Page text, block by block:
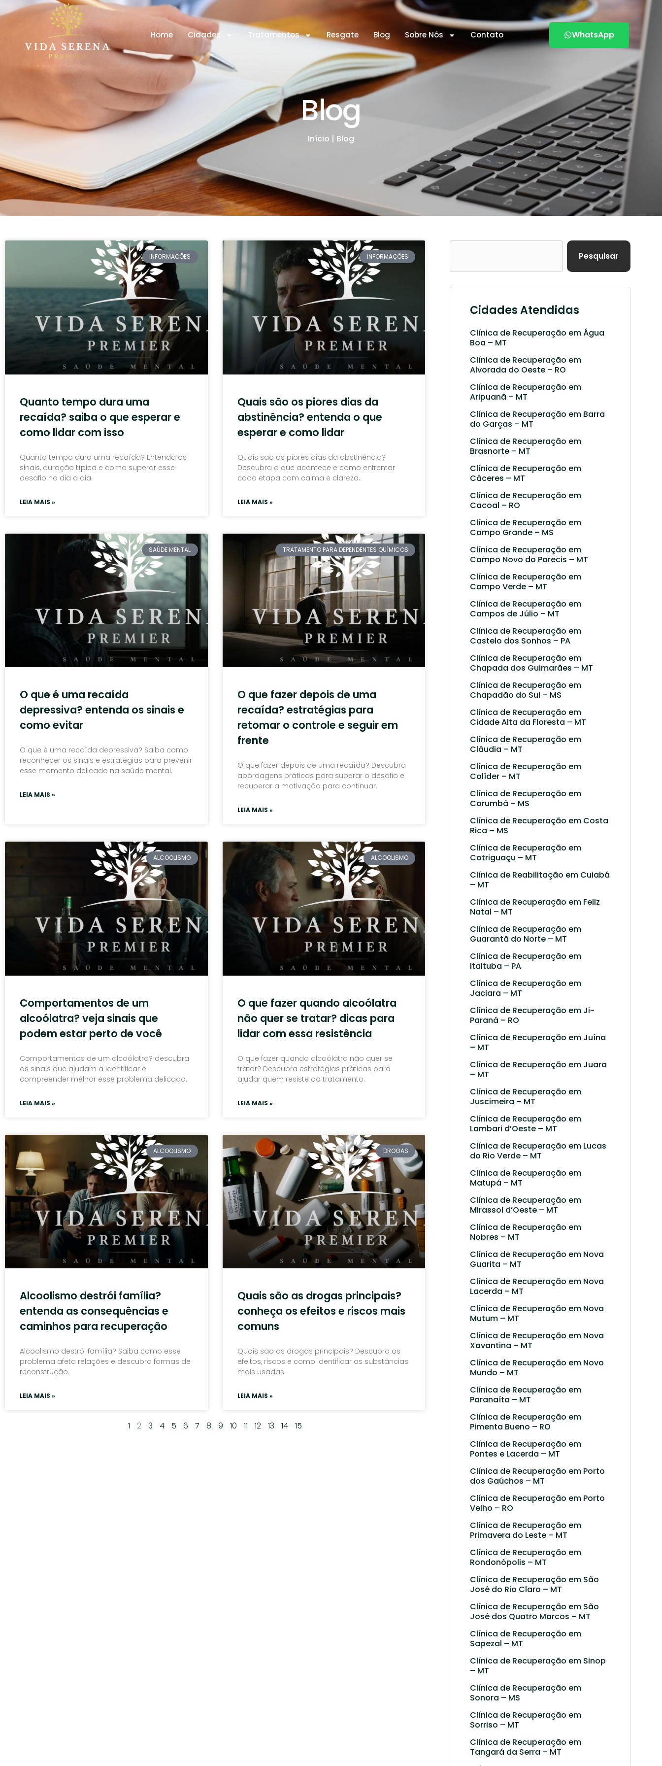
Home Cidades Tratamentos Resgate Blog Sobre Nós Contato WhatsApp
Blog
Início | Blog
INFORMAÇÕES
Quanto tempo dura uma
recaída? saiba o que esperar e
como lidar com isso
Quanto tempo dura uma recaída? Entenda os
sinais, duração típica e como superar esse
desafio no dia a dia.
LEIA MAIS »
INFORMAÇÕES
Quais são os piores dias da
abstinência? entenda o que
esperar e como lidar
Quais são os piores dias da abstinência?
Descubra o que acontece e como enfrentar
cada etapa com calma e clareza.
LEIA MAIS »
SAÚDE MENTAL
O que é uma recaída
depressiva? entenda os sinais e
como evitar
O que é uma recaída depressiva? Saiba como
reconhecer os sinais e estratégias para prevenir
esse momento delicado na saúde mental.
LEIA MAIS »
TRATAMENTO PARA DEPENDENTES QUÍMICOS
O que fazer depois de uma
recaída? estratégias para
retomar o controle e seguir em
frente
O que fazer depois de uma recaída? Descubra
abordagens práticas para superar o desafio e
recuperar a motivação para continuar.
LEIA MAIS »
ALCOOLISMO
Comportamentos de um
alcoólatra? veja sinais que
podem estar perto de você
Comportamentos de um alcoólatra? descubra
os sinais que ajudam a identificar e
compreender melhor esse problema delicado.
LEIA MAIS »
ALCOOLISMO
O que fazer quando alcoólatra
não quer se tratar? dicas para
lidar com essa resistência
O que fazer quando alcoólatra não quer se
tratar? Descubra estratégias práticas para
ajudar quem resiste ao tratamento.
LEIA MAIS »
ALCOOLISMO
Alcoolismo destrói família?
entenda as consequências e
caminhos para recuperação
Alcoolismo destrói família? Saiba como esse
problema afeta relações e descubra formas de
reconstrução.
LEIA MAIS »
DROGAS
Quais são as drogas principais?
conheça os efeitos e riscos mais
comuns
Quais são as drogas principais? Descubra os
efeitos, riscos e como identificar as substâncias
mais usadas.
LEIA MAIS »
1 2 3 4 5 6 7 8 9 10 11 12 13 14 15
Pesquisar
Cidades Atendidas
Clínica de Recuperação em Água
Boa – MT
Clínica de Recuperação em
Alvorada do Oeste – RO
Clínica de Recuperação em
Aripuanã – MT
Clínica de Recuperação em Barra
do Garças – MT
Clínica de Recuperação em
Brasnorte – MT
Clínica de Recuperação em
Cáceres – MT
Clínica de Recuperação em
Cacoal – RO
Clínica de Recuperação em
Campo Grande – MS
Clínica de Recuperação em
Campo Novo do Parecis – MT
Clínica de Recuperação em
Campo Verde – MT
Clínica de Recuperação em
Campos de Júlio – MT
Clínica de Recuperação em
Castelo dos Sonhos – PA
Clínica de Recuperação em
Chapada dos Guimarães – MT
Clínica de Recuperação em
Chapadão do Sul – MS
Clínica de Recuperação em
Cidade Alta da Floresta – MT
Clínica de Recuperação em
Cláudia – MT
Clínica de Recuperação em
Colíder – MT
Clínica de Recuperação em
Corumbá – MS
Clínica de Recuperação em Costa
Rica – MS
Clínica de Recuperação em
Cotriguaçu – MT
Clínica de Reabilitação em Cuiabá
– MT
Clínica de Recuperação em Feliz
Natal – MT
Clínica de Recuperação em
Guarantã do Norte – MT
Clínica de Recuperação em
Itaituba – PA
Clínica de Recuperação em
Jaciara – MT
Clínica de Recuperação em Ji-
Paraná – RO
Clínica de Recuperação em Juína
– MT
Clínica de Recuperação em Juara
– MT
Clínica de Recuperação em
Juscimeira – MT
Clínica de Recuperação em
Lambari d’Oeste – MT
Clínica de Recuperação em Lucas
do Rio Verde – MT
Clínica de Recuperação em
Matupá – MT
Clínica de Recuperação em
Mirassol d’Oeste – MT
Clínica de Recuperação em
Nobres – MT
Clínica de Recuperação em Nova
Guarita – MT
Clínica de Recuperação em Nova
Lacerda – MT
Clínica de Recuperação em Nova
Mutum – MT
Clínica de Recuperação em Nova
Xavantina – MT
Clínica de Recuperação em Novo
Mundo – MT
Clínica de Recuperação em
Paranaíta – MT
Clínica de Recuperação em
Pimenta Bueno – RO
Clínica de Recuperação em
Pontes e Lacerda – MT
Clínica de Recuperação em Porto
dos Gaúchos – MT
Clínica de Recuperação em Porto
Velho – RO
Clínica de Recuperação em
Primavera do Leste – MT
Clínica de Recuperação em
Rondonópolis – MT
Clínica de Recuperação em São
José do Rio Claro – MT
Clínica de Recuperação em São
José dos Quatro Marcos – MT
Clínica de Recuperação em
Sapezal – MT
Clínica de Recuperação em Sinop
– MT
Clínica de Recuperação em
Sonora – MS
Clínica de Recuperação em
Sorriso – MT
Clínica de Recuperação em
Tangará da Serra – MT